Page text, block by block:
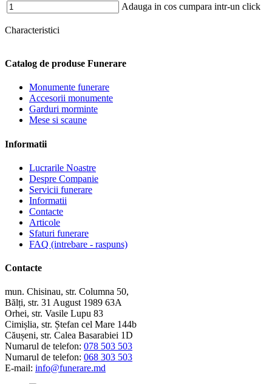
Adauga in cos cumpara intr-un click
Characteristici
Catalog de produse Funerare
Monumente funerare
Accesorii monumente
Garduri morminte
Mese si scaune
Informatii
Lucrarile Noastre
Despre Companie
Servicii funerare
Informatii
Contacte
Articole
Sfaturi funerare
FAQ (intrebare - raspuns)
Contacte
mun. Chisinau, str. Columna 50,
Bălți, str. 31 August 1989 63A
Orhei, str. Vasile Lupu 83
Cimișlia, str. Ștefan cel Mare 144b
Căușeni, str. Calea Basarabiei 1D
Numarul de telefon: 078 503 503
Numarul de telefon: 068 303 503
E-mail: info@funerare.md